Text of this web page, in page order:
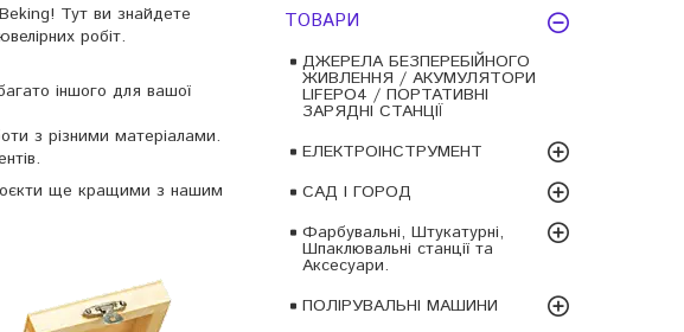
ТОВАРИ
ДЖЕРЕЛА БЕЗПЕРЕБІЙНОГО
ЖИВЛЕННЯ / АКУМУЛЯТОРИ
LIFEPO4 / ПОРТАТИВНІ
ЗАРЯДНІ СТАНЦІЇ
ЕЛЕКТРОІНСТРУМЕНТ
САД І ГОРОД
Фарбувальні, Штукатурні,
Шпаклювальні станції та
Аксесуари.
ПОЛІРУВАЛЬНІ МАШИНИ
Тут ви знайдете
робіт.
іншого для вашої
з різними матеріалами.
ще кращими з нашим